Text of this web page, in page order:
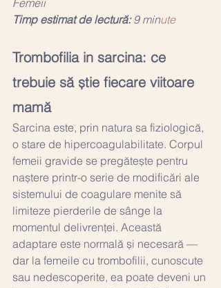
Timp estimat de lectură: 9 minute
Trombofilia in sarcina: ce
trebuie să știe fiecare viitoare
mamă
Sarcina este, prin natura sa fiziologică,
o stare de hipercoagulabilitate. Corpul
femeii gravide se pregătește pentru
naștere printr-o serie de modificări ale
sistemului de coagulare menite să
limiteze pierderile de sânge la
momentul delivrenței. Această
adaptare este normală și necesară —
dar la femeile cu trombofilii, cunoscute
sau nedescoperite, ea poate deveni un